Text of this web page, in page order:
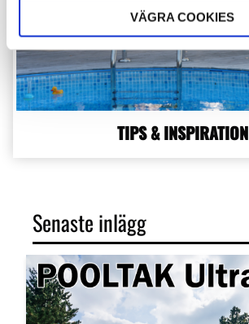
VÄGRA COOKIES
TIPS & INSPIRATION
Senaste inlägg